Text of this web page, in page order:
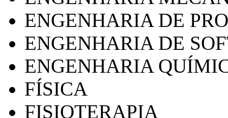
ENGENHARIA DE
ENGENHARIA DE
ENGENHARIA
FÍSICA
FISIOTERAPIA